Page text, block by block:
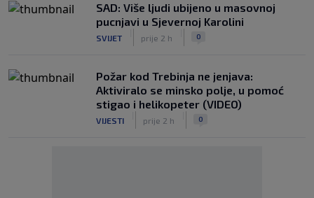
SAD: Više ljudi ubijeno u masovnoj
pucnjavi u Sjevernoj Karolini
SVIJET prije 2 h 0
Požar kod Trebinja ne jenjava:
Aktiviralo se minsko polje, u pomoć
stigao i helikopeter (VIDEO)
VIJESTI prije 2 h 0